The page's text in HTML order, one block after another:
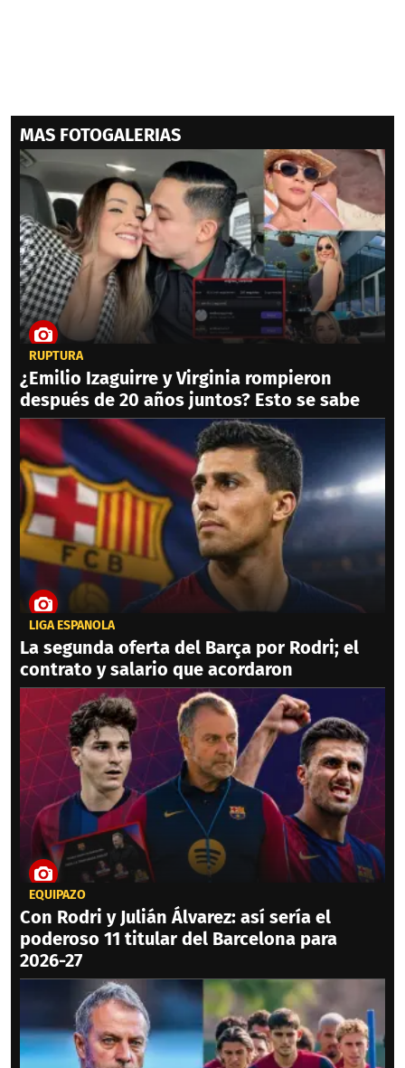
MAS FOTOGALERIAS
RUPTURA
¿Emilio Izaguirre y Virginia rompieron
después de 20 años juntos? Esto se sabe
LIGA ESPAÑOLA
La segunda oferta del Barça por Rodri; el
contrato y salario que acordaron
EQUIPAZO
Con Rodri y Julián Álvarez: así sería el
poderoso 11 titular del Barcelona para
2026-27